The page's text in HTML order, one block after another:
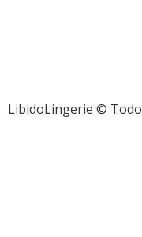
LibidoLingerie ©